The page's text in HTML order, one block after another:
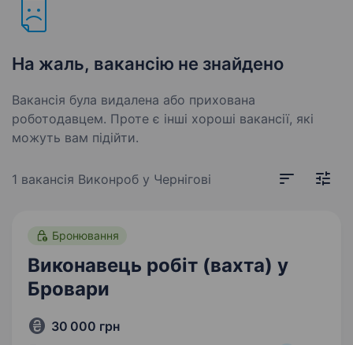
На жаль, вакансію не знайдено
Вакансія була видалена або прихована
роботодавцем. Проте є інші хороші вакансії, які
можуть вам підійти.
1 вакансія Виконроб у Чернігові
Бронювання
Виконавець робіт (вахта) у
Бровари
30 000 грн